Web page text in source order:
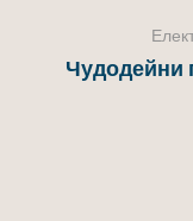
Чудодейни